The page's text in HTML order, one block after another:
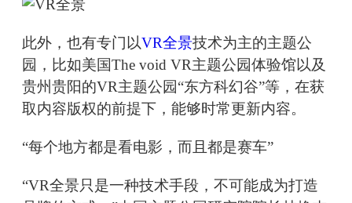
此外，也有专门以VR全景技术为主的主题公
园，比如美国The void VR主题公园体验馆以及
贵州贵阳的VR主题公园“东方科幻谷”等，在获
取内容版权的前提下，能够时常更新内容。
“每个地方都是看电影，而且都是赛车”
“VR全景只是一种技术手段，不可能成为打造